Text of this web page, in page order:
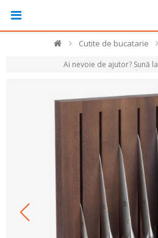
Cutite de bucatarie
Ai nevoie de ajutor? Sună la